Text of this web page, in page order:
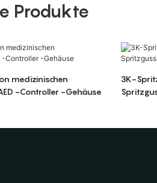
Produkte
medizinischen
-Controller -Gehäuse
3K-